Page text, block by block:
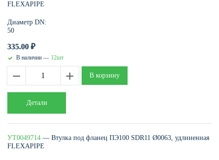
FLEXAPIPE
Детали
Диаметр DN:
50
335.00 ₽
В наличии — 12шт
− + В корзину
УТ0049714 — Втулка под фланец ПЭ100 SDR11 Ø0063, удлиненная
FLEXAPIPE